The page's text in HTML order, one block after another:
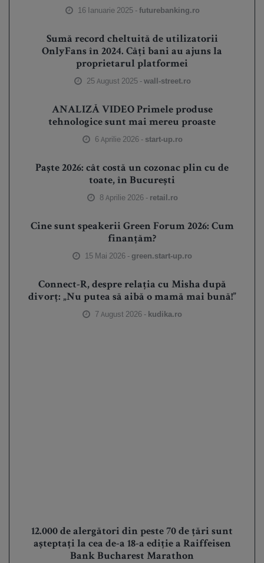
16 Ianuarie 2025 -futurebanking.ro
Sumă record cheltuită de utilizatorii
OnlyFans în 2024. Câți bani au ajuns la
proprietarul platformei
25 August 2025 -wall-street.ro
ANALIZĂ VIDEO Primele produse
tehnologice sunt mai mereu proaste
6 Aprilie 2026 - start-up.ro
Paște 2026: cât costă un cozonac plin cu de
toate, în București
8 Aprilie 2026 - retail.ro
Cine sunt speakerii Green Forum 2026: Cum
finanțăm?
15 Mai 2026 - green.start-up.ro
Connect-R, despre relația cu Misha după
divorț: „Nu putea să aibă o mamă mai bună!”
7 August 2026 - kudika.ro
12.000 de alergători din peste 70 de țări sunt
așteptați la cea de-a 18-a ediție a Raiffeisen
Bank Bucharest Marathon